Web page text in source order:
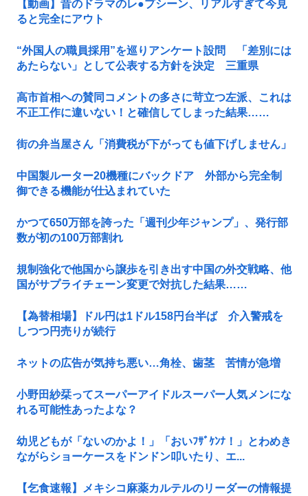
【動画】昔のドラマのレ●プシーン、リアルすぎて今見
ると完全にアウト
“外国人の職員採用”を巡りアンケート設問 「差別には
あたらない」として公表する方針を決定 三重県
高市首相への賛同コメントの多さに苛立つ左派、これは
不正工作に違いない！と確信してしまった結果……
街の弁当屋さん「消費税が下がっても値下げしません」
中国製ルーター20機種にバックドア 外部から完全制
御できる機能が仕込まれていた
かつて650万部を誇った「週刊少年ジャンプ」、発行部
数が初の100万部割れ
規制強化で他国から譲歩を引き出す中国の外交戦略、他
国がサプライチェーン変更で対抗した結果……
【為替相場】ドル円は1ドル158円台半ば 介入警戒を
しつつ円売りが続行
ネットの広告が気持ち悪い…角栓、歯茎 苦情が急増
小野田紗栞ってスーパーアイドルスーパー人気メンにな
れる可能性あったよな？
幼児どもが「ないのかよ！」「おいﾌｻﾞｹﾝﾅ！」とわめき
ながらショーケースをドンドン叩いたり、エ...
【乞食速報】メキシコ麻薬カルテルのリーダーの情報提